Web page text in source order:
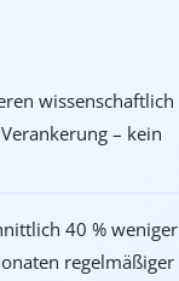
wissenschaftlich
– kein
40 % weniger
regelmäßiger